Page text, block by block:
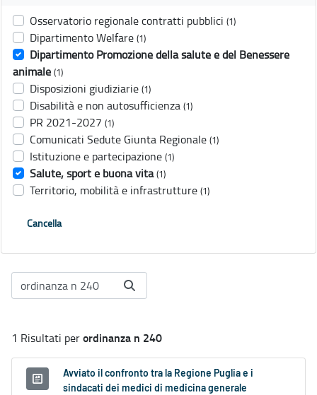
Osservatorio regionale contratti pubblici (1)
Dipartimento Welfare (1)
Dipartimento Promozione della salute e del Benessere
animale (1)
Disposizioni giudiziarie (1)
Disabilità e non autosufficienza (1)
PR 2021-2027 (1)
Comunicati Sedute Giunta Regionale (1)
Istituzione e partecipazione (1)
Salute, sport e buona vita (1)
Territorio, mobilità e infrastrutture (1)
Cancella
1 Risultati perordinanza n 240
Avviato il confronto tra la Regione Puglia e i
sindacati dei medici di medicina generale